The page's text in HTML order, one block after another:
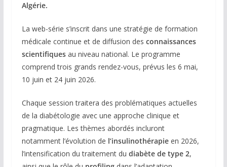
Algérie.
La web-série s’inscrit dans une stratégie de formation
médicale continue et de diffusion des connaissances
scientifiquesau niveau national. Le programme
comprend trois grands rendez-vous, prévus les 6 mai,
10 juin et 24 juin 2026.
Chaque session traitera des problématiques actuelles
de la diabétologie avec une approche clinique et
pragmatique. Les thèmes abordés incluront
notamment l’évolution de l’insulinothérapieen 2026,
l’intensification du traitement du diabète de type 2,